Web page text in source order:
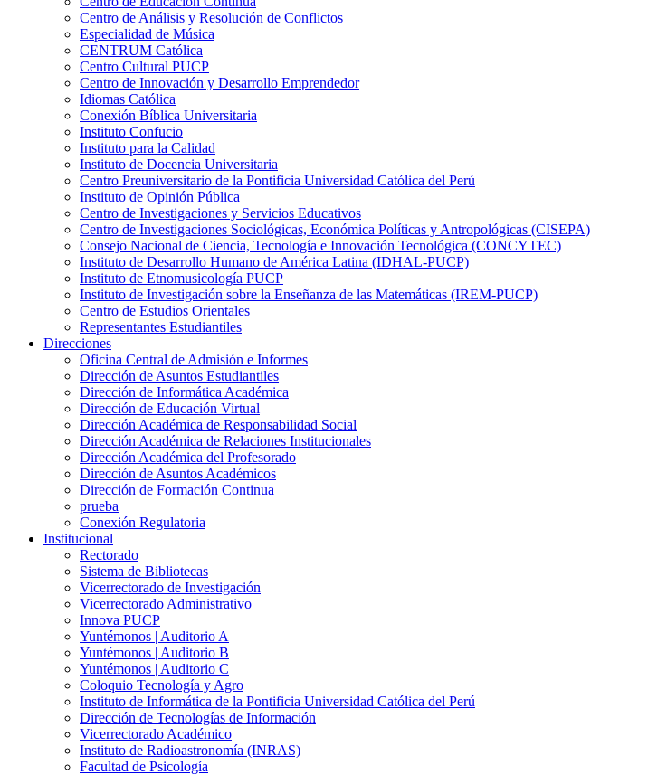
Centro de Análisis y Resolución de Conflictos
Especialidad de Música
CENTRUM Católica
Centro Cultural PUCP
Centro de Innovación y Desarrollo Emprendedor
Idiomas Católica
Conexión Bíblica Universitaria
Instituto Confucio
Instituto para la Calidad
Instituto de Docencia Universitaria
Centro Preuniversitario de la Pontificia Universidad Católica del Perú
Instituto de Opinión Pública
Centro de Investigaciones y Servicios Educativos
Centro de Investigaciones Sociológicas, Económica Políticas y Antropológicas (CISEPA)
Consejo Nacional de Ciencia, Tecnología e Innovación Tecnológica (CONCYTEC)
Instituto de Desarrollo Humano de América Latina (IDHAL-PUCP)
Instituto de Etnomusicología PUCP
Instituto de Investigación sobre la Enseñanza de las Matemáticas (IREM-PUCP)
Centro de Estudios Orientales
Representantes Estudiantiles
Direcciones
Oficina Central de Admisión e Informes
Dirección de Asuntos Estudiantiles
Dirección de Informática Académica
Dirección de Educación Virtual
Dirección Académica de Responsabilidad Social
Dirección Académica de Relaciones Institucionales
Dirección Académica del Profesorado
Dirección de Asuntos Académicos
Dirección de Formación Continua
prueba
Conexión Regulatoria
Institucional
Rectorado
Sistema de Bibliotecas
Vicerrectorado de Investigación
Vicerrectorado Administrativo
Innova PUCP
Yuntémonos | Auditorio A
Yuntémonos | Auditorio B
Yuntémonos | Auditorio C
Coloquio Tecnología y Agro
Instituto de Informática de la Pontificia Universidad Católica del Perú
Dirección de Tecnologías de Información
Vicerrectorado Académico
Instituto de Radioastronomía (INRAS)
Facultad de Psicología